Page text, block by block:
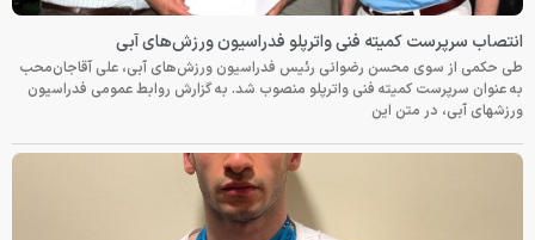
انتصاب سرپرست کمیته فنی واترپلو فدراسیون ورزش‌های آبی
طی حکمی از سوی محسن رضوانی رئیس فدراسیون ورزش‌های آبی، علی آقاجان‌محب
به عنوان سرپرست کمیته فنی واترپلو منصوب شد. به گزارش روابط عمومی فدراسیون
ورزشهای آبی، در متن این